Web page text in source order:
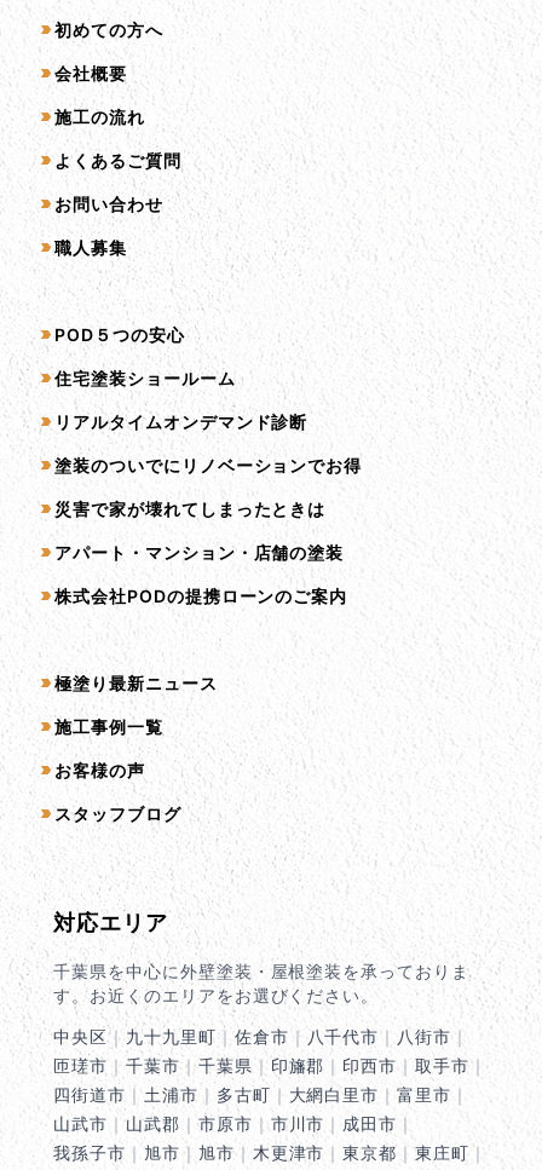
初めての方へ
会社概要
施工の流れ
よくあるご質問
お問い合わせ
職人募集
サービス一覧
POD５つの安心
住宅塗装ショールーム
リアルタイムオンデマンド診断
塗装のついでにリノベーションでお得
災害で家が壊れてしまったときは
アパート・マンション・店舗の塗装
株式会社PODの提携ローンのご案内
コンテンツ一覧
極塗り最新ニュース
施工事例一覧
お客様の声
スタッフブログ
対応エリア
千葉県を中心に外壁塗装・屋根塗装を承っておりま
す。お近くのエリアをお選びください。
中央区｜ 九十九里町｜ 佐倉市 ｜ 八千代市 ｜ 八街市 ｜
匝瑳市 ｜ 千葉市｜千葉県｜ 印旛郡 ｜ 印西市 ｜取手市 ｜
四街道市 ｜土浦市｜ 多古町 ｜ 大網白里市 ｜富里市 ｜
山武市 ｜山武郡 ｜市原市 ｜ 市川市 ｜ 成田市 ｜
我孫子市 ｜ 旭市 ｜ 旭市｜ 木更津市 ｜東京都 ｜東庄町 ｜